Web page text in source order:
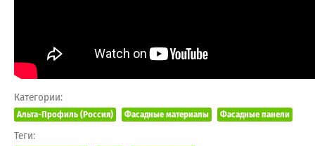
Категории:
Альта-Профиль (Россия) Фасадные материалы Фасадные панели
Теги: